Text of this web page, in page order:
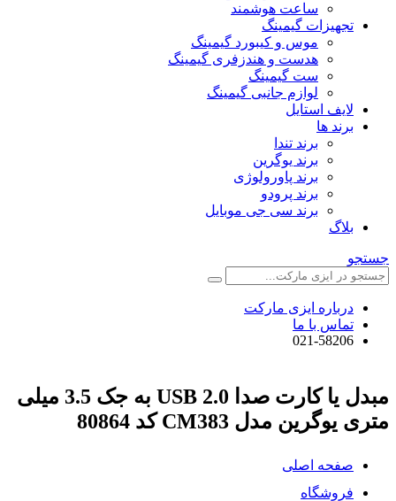
ساعت هوشمند
تجهیزات گیمینگ
موس و کیبورد گیمینگ
هدست و هندزفری گیمینگ
ست گیمینگ
لوازم جانبی گیمینگ
لایف استایل
برند ها
برند تندا
برند یوگرین
برند پاورولوژی
برند پرودو
برند سی جی موبایل
بلاگ
جستجو
درباره ایزی مارکت
تماس با ما
021-58206
مبدل یا کارت صدا 2.0 USB به جک 3.5 میلی
متری یوگرین مدل CM383 کد 80864
صفحه اصلی
فروشگاه